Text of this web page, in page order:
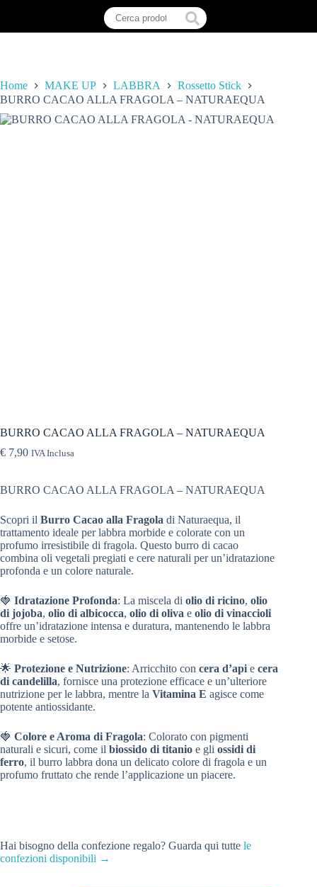
Home MAKE UP LABBRA
Rossetto Stick
BURRO CACAO ALLA FRAGOLA – NATURAEQUA
BURRO CACAO ALLA FRAGOLA – NATURAEQUA
€ 7,90 IVA Inclusa
BURRO CACAO ALLA FRAGOLA – NATURAEQUA
Scopri il Burro Cacao alla Fragola di Naturaequa, il
trattamento ideale per labbra morbide e colorate con un
profumo irresistibile di fragola. Questo burro di cacao
combina oli vegetali pregiati e cere naturali per un’idratazione
profonda e un colore naturale.
🍓 Idratazione Profonda: La miscela di olio di ricino, olio
di jojoba, olio di albicocca, olio di oliva e olio di vinaccioli
offre un’idratazione intensa e duratura, mantenendo le labbra
morbide e setose.
🌟 Protezione e Nutrizione: Arricchito con cera d’api e cera
di candelilla, fornisce una protezione efficace e un’ulteriore
nutrizione per le labbra, mentre la Vitamina E agisce come
potente antiossidante.
🍓 Colore e Aroma di Fragola: Colorato con pigmenti
naturali e sicuri, come il biossido di titanio e gli ossidi di
ferro, il burro labbra dona un delicato colore di fragola e un
profumo fruttato che rende l’applicazione un piacere.
Hai bisogno della confezione regalo? Guarda qui tutte le
confezioni disponibili →